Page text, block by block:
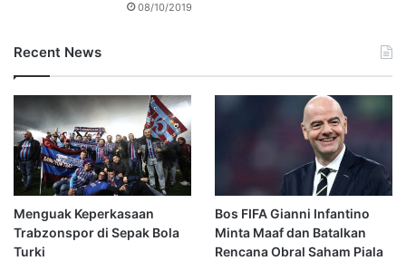
08/10/2019
Recent News
Menguak Keperkasaan
Trabzonspor di Sepak Bola
Turki
Bos FIFA Gianni Infantino
Minta Maaf dan Batalkan
Rencana Obral Saham Piala